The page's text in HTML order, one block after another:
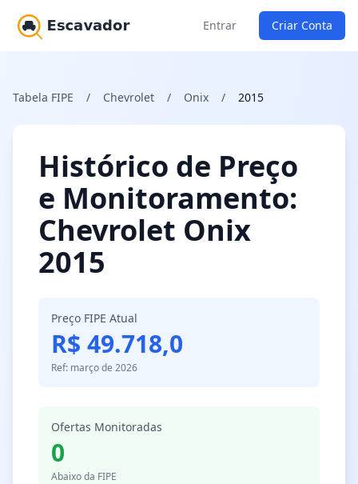
Entrar Criar Conta
Tabela FIPE / Chevrolet / Onix / 2015
Histórico de Preço
e Monitoramento:
Chevrolet Onix
2015
Preço FIPE Atual
R$ 49.718,0
Ref: março de 2026
Ofertas Monitoradas
0
Abaixo da FIPE